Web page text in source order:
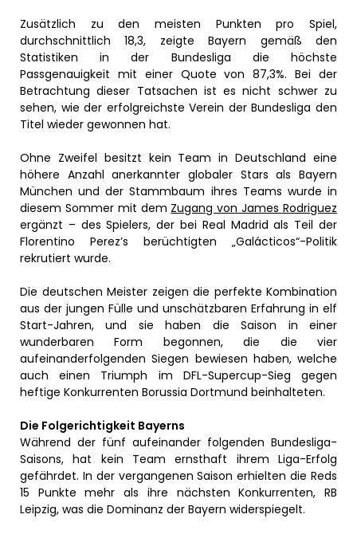
Zusätzlich zu den meisten Punkten pro Spiel,
durchschnittlich 18,3, zeigte Bayern gemäß den
Statistiken in der Bundesliga die höchste
Passgenauigkeit mit einer Quote von 87,3%. Bei der
Betrachtung dieser Tatsachen ist es nicht schwer zu
sehen, wie der erfolgreichste Verein der Bundesliga den
Titel wieder gewonnen hat.
Ohne Zweifel besitzt kein Team in Deutschland eine
höhere Anzahl anerkannter globaler Stars als Bayern
München und der Stammbaum ihres Teams wurde in
diesem Sommer mit dem Zugang von James Rodriguez
ergänzt – des Spielers, der bei Real Madrid als Teil der
Florentino Perez’s berüchtigten „Galácticos“-Politik
rekrutiert wurde.
Die deutschen Meister zeigen die perfekte Kombination
aus der jungen Fülle und unschätzbaren Erfahrung in elf
Start-Jahren, und sie haben die Saison in einer
wunderbaren Form begonnen, die die vier
aufeinanderfolgenden Siegen bewiesen haben, welche
auch einen Triumph im DFL-Supercup-Sieg gegen
heftige Konkurrenten Borussia Dortmund beinhalteten.
Die Folgerichtigkeit Bayerns
Während der fünf aufeinander folgenden Bundesliga-
Saisons, hat kein Team ernsthaft ihrem Liga-Erfolg
gefährdet. In der vergangenen Saison erhielten die Reds
15 Punkte mehr als ihre nächsten Konkurrenten, RB
Leipzig, was die Dominanz der Bayern widerspiegelt.